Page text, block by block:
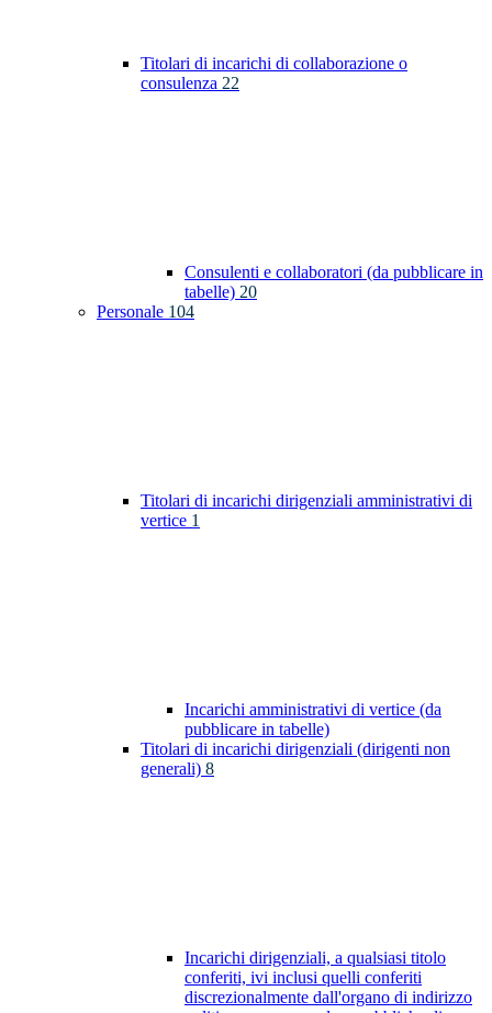
Titolari di incarichi di collaborazione o
consulenza 22
Consulenti e collaboratori (da pubblicare in
tabelle) 20
Personale 104
Titolari di incarichi dirigenziali amministrativi di
vertice 1
Incarichi amministrativi di vertice (da
pubblicare in tabelle)
Titolari di incarichi dirigenziali (dirigenti non
generali) 8
Incarichi dirigenziali, a qualsiasi titolo
conferiti, ivi inclusi quelli conferiti
discrezionalmente dall'organo di indirizzo